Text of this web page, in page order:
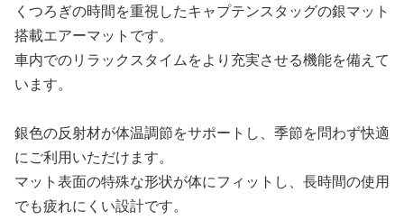
くつろぎの時間を重視したキャプテンスタッグの銀マット
搭載エアーマットです。
車内でのリラックスタイムをより充実させる機能を備えて
います。
銀色の反射材が体温調節をサポートし、季節を問わず快適
にご利用いただけます。
マット表面の特殊な形状が体にフィットし、長時間の使用
でも疲れにくい設計です。